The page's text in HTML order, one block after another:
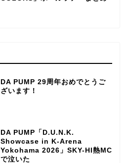
DA PUMP 29周年おめでとうご
ざいます！
DA PUMP「D.U.N.K.
Showcase in K-Arena
Yokohama 2026」SKY-HI熱MC
で泣いた